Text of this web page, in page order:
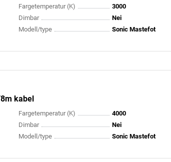
Fargetemperatur (K)
3000
Dimbar
Nei
Modell/type
Sonic Mastefot
kabel
Fargetemperatur (K)
4000
Dimbar
Nei
Modell/type
Sonic Mastefot